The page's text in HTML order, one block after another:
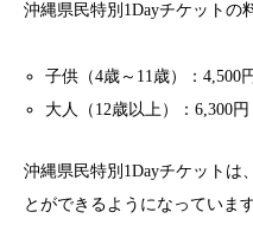
沖縄県民特別1Dayチケットの
子供（4歳～11歳）：4,500
大人（12歳以上）：6,300円
沖縄県民特別1Dayチケットは
とができるようになっていま